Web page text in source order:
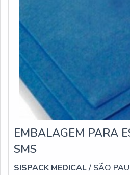
EMBALAGEM PARA
SMS
SISPACK MEDICAL/ SÃO